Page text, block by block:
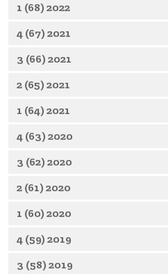
1 (68) 2022
4 (67) 2021
3 (66) 2021
2 (65) 2021
1 (64) 2021
4 (63) 2020
3 (62) 2020
2 (61) 2020
1 (60) 2020
4 (59) 2019
3 (58) 2019